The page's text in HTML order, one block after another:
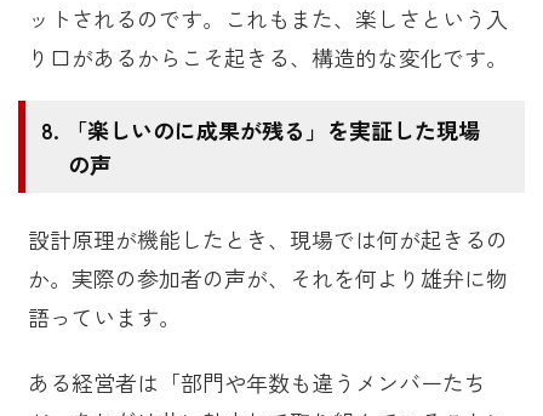
ットされるのです。これもまた、楽しさという入
り口があるからこそ起きる、構造的な変化です。
「楽しいのに成果が残る」を実証した現場
の声
設計原理が機能したとき、現場では何が起きるの
か。実際の参加者の声が、それを何より雄弁に物
語っています。
ある経営者は「部門や年数も違うメンバーたち